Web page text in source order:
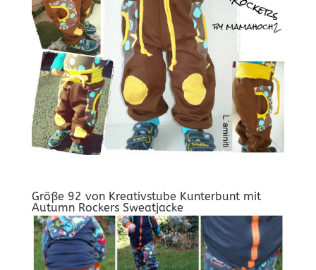
Größe 92 von Kreativstube Kunterbuntmit
Autumn Rockers Sweatjacke